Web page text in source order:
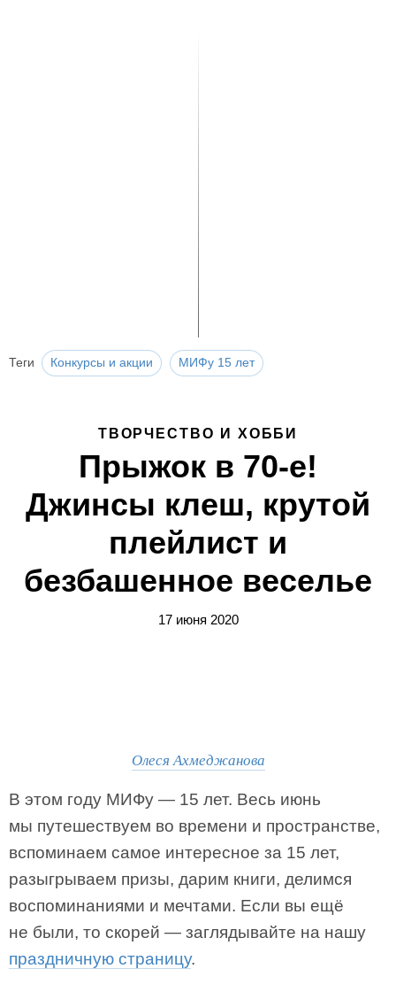
Теги Конкурсы и акции МИФу 15 лет
ТВОРЧЕСТВО И ХОББИ
Прыжок в 70-е!
Джинсы клеш, крутой
плейлист и
безбашенное веселье
17 июня 2020
Олеся Ахмеджанова
В этом году МИФу — 15 лет. Весь июнь
мы путешествуем во времени и пространстве,
вспоминаем самое интересное за 15 лет,
разыгрываем призы, дарим книги, делимся
воспоминаниями и мечтами. Если вы ещё
не были, то скорей — заглядывайте на нашу
праздничную страницу.